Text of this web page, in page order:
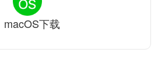
macOS下载